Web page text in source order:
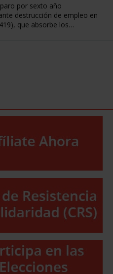
por sexto año
destrucción de empleo en
que absorbe los…